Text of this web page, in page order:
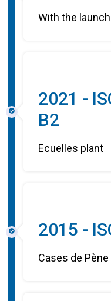
With the
2021 -
B2
Ecuelles plant
2015 -
Cases de